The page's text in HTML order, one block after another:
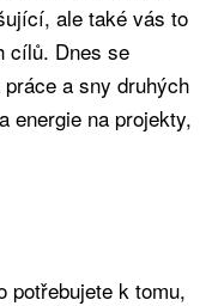
ale také vás to
cílů. Dnes se
a sny druhých
energie na projekty,
potřebujete k tomu,